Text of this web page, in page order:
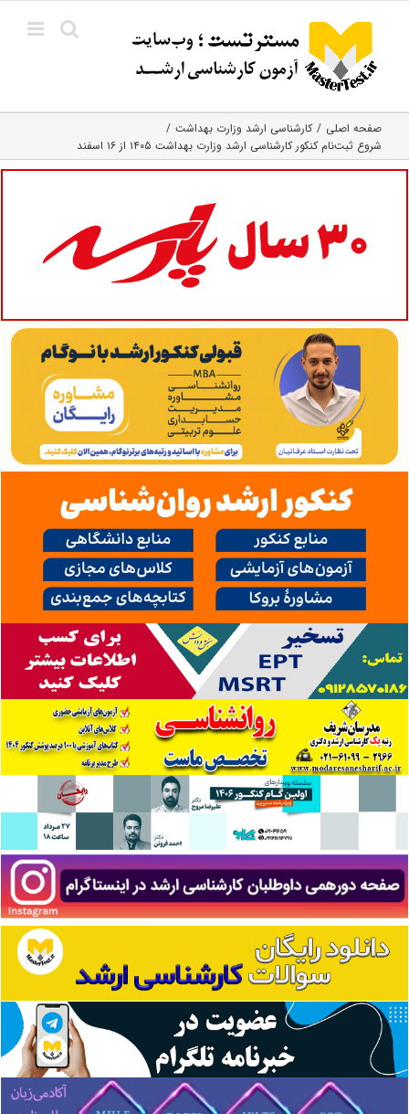
content
صفحه اصلی
کارشناسی ارشد وزارت بهداشت
شروع ثبت‌نام کنکور کارشناسی ارشد وزارت بهداشت ۱۴۰۵ از ۱۶ اسفند